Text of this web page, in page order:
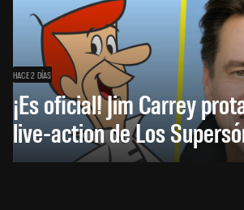
HACE 2 DÍAS
¡Es oficial! Jim Carrey
live-action de Los